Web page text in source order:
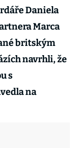
Daniela
Marca
britským
navrhli, že
s
na